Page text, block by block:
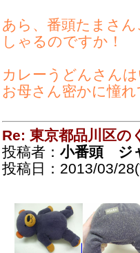
あら、番頭たまさ
しゃるのですか！
カレーうどんさん
お母さん密かに憧
Re: 東京都品川区の
投稿者： 小番頭 ジ
投稿日：2013/03/